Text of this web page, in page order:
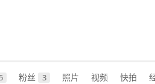
5 粉丝 3 照片 视频 快拍